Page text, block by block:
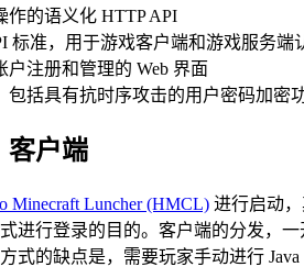
作的语义化 HTTP API
标准，用于游戏客户端和游戏服务端
户注册和管理的 Web 界面
包括具有抗时序攻击的用户密码加密
客户端
Minecraft Luncher (HMCL) 进行启动
进行登录的目的。客户端的分发，
式的缺点是，需要玩家手动进行